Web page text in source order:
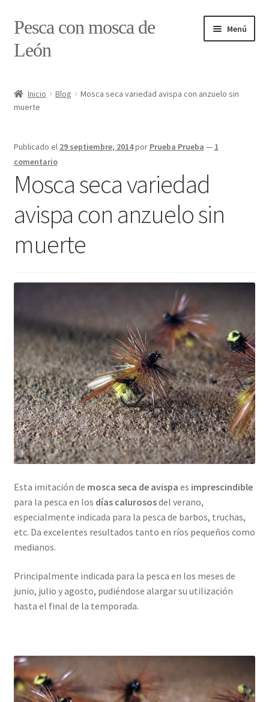
Ir
a
Ir
al
contenido
Pesca con mosca de
León
Menú
#7897 (sin título)
Formulario de contacto
Resultados en pesca con mosca de León
Shop
Tienda
Inicio Blog
Mosca seca variedad avispa con anzuelo sin
muerte
Publicado el 29 septiembre, 2014por Prueba Prueba — 1
comentario
Mosca seca variedad
avispa con anzuelo sin
muerte
Esta imitación de mosca seca de avispa es imprescindible
para la pesca en los días calurososdel verano,
especialmente indicada para la pesca de barbos, truchas,
etc. Da excelentes resultados tanto en ríos pequeños como
medianos.
Principalmente indicada para la pesca en los meses de
junio, julio y agosto, pudiéndose alargar su utilización
hasta el final de la temporada.